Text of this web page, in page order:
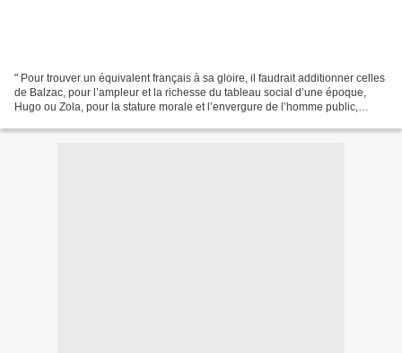
" Pour trouver un équivalent français à sa gloire, il faudrait additionner celles
de Balzac, pour l’ampleur et la richesse du tableau social d’une époque,
Hugo ou Zola, pour la stature morale et l’envergure de l’homme public,